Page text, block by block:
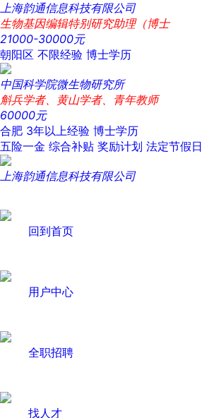
上海韵通信息科技有限公司
生物基因编辑特别研究助理（博士
21000-30000元
朝阳区 不限经验 博士学历
中国科学院微生物研究所
斛兵学者、黄山学者、青年教师
60000元
合肥 3年以上经验 博士学历
五险一金 综合补贴 奖励计划 法定节假日
上海韵通信息科技有限公司
回到首页
用户中心
全职招聘
找人才